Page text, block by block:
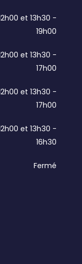
et 13h30 -
19h00
et 13h30 -
17h00
et 13h30 -
17h00
et 13h30 -
16h30
Fermé